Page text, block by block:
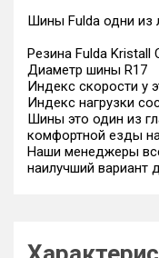
Шины Fulda одни из
Резина Fulda Kristall
Диаметр шины R17
Индекс скорости у
Индекс нагрузки
Шины это один из
комфортной езды
Наши менеджеры
наилучший вариант